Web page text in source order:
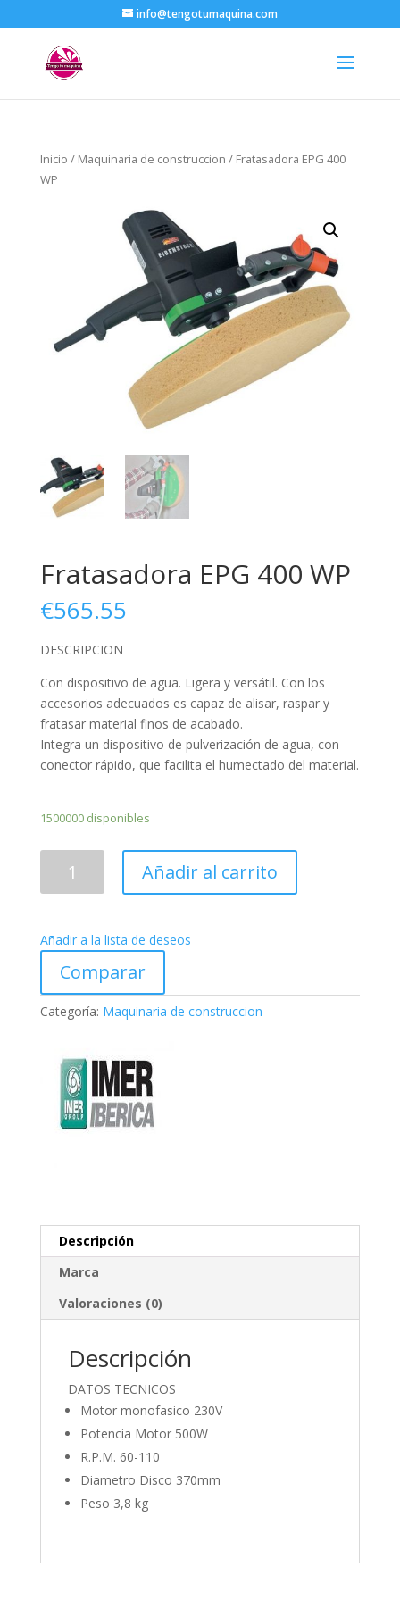
info@tengotumaquina.com
Inicio / Maquinaria de construccion / Fratasadora EPG 400
WP
Fratasadora EPG 400 WP
€565.55
DESCRIPCION
Con dispositivo de agua. Ligera y versátil. Con los
accesorios adecuados es capaz de alisar, raspar y
fratasar material finos de acabado.
Integra un dispositivo de pulverización de agua, con
conector rápido, que facilita el humectado del material.
1500000 disponibles
cantidad
Añadir al carrito
Añadir a la lista de deseos
Comparar
Categoría: Maquinaria de construccion
Descripción
Marca
Valoraciones (0)
Descripción
DATOS TECNICOS
Motor monofasico 230V
Potencia Motor 500W
R.P.M. 60-110
Diametro Disco 370mm
Peso 3,8 kg